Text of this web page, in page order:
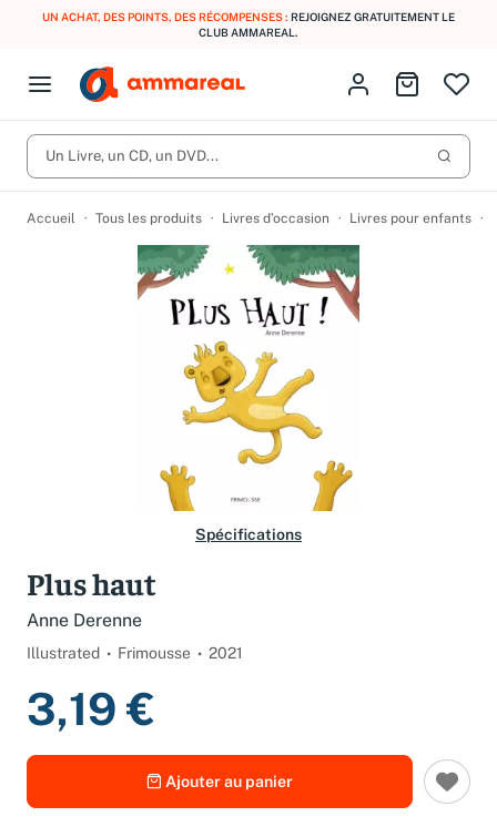
UN ACHAT, DES POINTS, DES RÉCOMPENSES : REJOIGNEZ GRATUITEMENT LE
CLUB AMMAREAL.
Open menu
Fermer le menu
CD d'occasion
Vinyles d'occasion
Produits Catégories
Vous n'avez pas trouvé l'article que vous cherchiez ?
Activez les notifications dans votre compte pour être alerté dès
qu'il est en stock.
Créer une alerte
Identifiez-vous
Aller au
Un Livre, un CD, un DVD...
Accueil Tous les produits Livres d’occasion Livres pour enfants
Spécifications
Plus haut
Anne Derenne
Illustrated Frimousse 2021
3,19 €
Ajouter au panier